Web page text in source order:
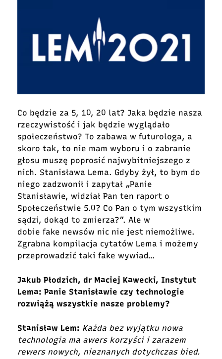
Co będzie za 5, 10, 20 lat? Jaka będzie nasza
rzeczywistość i jak będzie wyglądało
społeczeństwo? To zabawa w futurologa, a
skoro tak, to nie mam wyboru i o zabranie
głosu muszę poprosić najwybitniejszego z
nich. Stanisława Lema. Gdyby żył, to bym do
niego zadzwonił i zapytał „Panie
Stanisławie, widział Pan ten raport o
Społeczeństwie 5.0? Co Pan o tym wszystkim
sądzi, dokąd to zmierza?”. Ale w
dobie fake newsów nic nie jest niemożliwe.
Zgrabna kompilacja cytatów Lema i możemy
przeprowadzić taki fake wywiad…
Jakub Płodzich, dr Maciej Kawecki, Instytut
Lema: Panie Stanisławie czy technologie
rozwiążą wszystkie nasze problemy?
Stanisław Lem: Każda bez wyjątku nowa
technologia ma awers korzyści i zarazem
rewers nowych, nieznanych dotychczas bied.